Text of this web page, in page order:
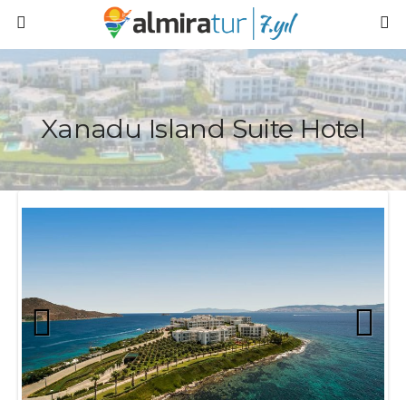
Xanadu Island Suite Hotel
Prev
ious
Next